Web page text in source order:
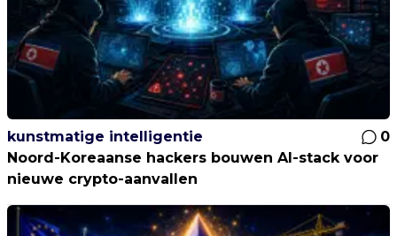
kunstmatige intelligentie
0
Noord-Koreaanse hackers bouwen AI-stack voor
nieuwe crypto-aanvallen